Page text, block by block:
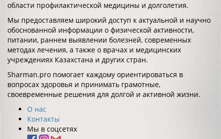
области профилактической медицины и долголетия.
Мы предоставляем широкий доступ к актуальной и научно
обоснованной информации о физической активности,
питании, раннем выявлении болезней, современных
методах лечения, а также о врачах и медицинских
учреждениях Казахстана и других стран.
Sharman.pro помогает каждому ориентироваться в
вопросах здоровья и принимать грамотные,
своевременные решения для долгой и активной жизни.
О нас
Контакты
Мы в соцсетях